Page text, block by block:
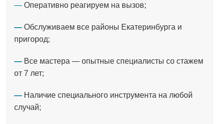
— Оперативно реагируем на вызов;
— Обслуживаем все районы Екатеринбурга и
пригород;
— Все мастера — опытные специалисты со стажем
от 7 лет;
— Наличие специального инструмента на любой
случай;